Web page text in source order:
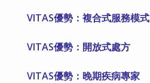
VITAS優勢：複合式服務模式
VITAS優勢：開放式處方
VITAS優勢：晚期疾病專家